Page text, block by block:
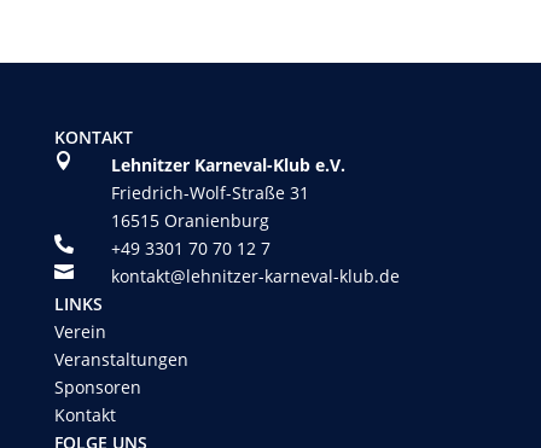
KONTAKT

Lehnitzer Karneval-Klub e.V.
Friedrich-Wolf-Straße 31
16515 Oranienburg
 +49 3301 70 70 12 7

kontakt@lehnitzer-karneval-klub.de
LINKS
Verein
Veranstaltungen
Sponsoren
Kontakt
FOLGE UNS